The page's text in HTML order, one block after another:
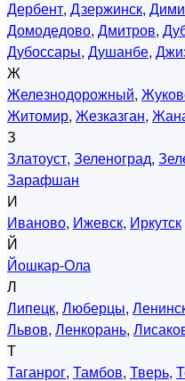
Дербент, Дзержинск,
Домодедово, Дмитров,
Дубоссары, Душанбе,
Ж
Железнодорожный,
Житомир, Жезказган,
З
Златоуст, Зеленоград,
Зарафшан
И
Иваново, Ижевск, Иркутск
Й
Йошкар-Ола
Л
Липецк, Люберцы,
Львов, Ленкорань,
Т
Таганрог, Тамбов, Тверь,